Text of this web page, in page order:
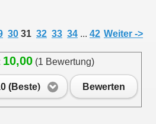
30 31 32 33 34 ... 42 Weiter ->
10,00(1 Bewertung)
(Beste) Bewerten